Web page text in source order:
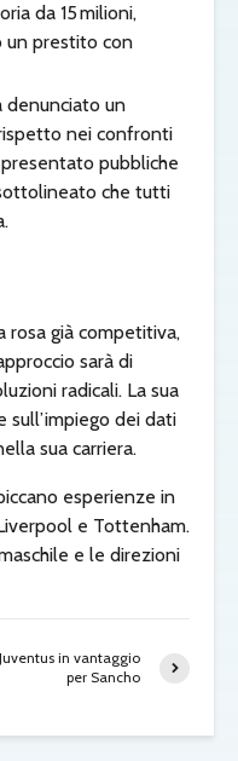
da 15 milioni,
prestito con
denunciato un
nei confronti
pubbliche
che tutti
rosa già competitiva,
sarà di
radicali. La sua
dei dati
sua carriera.
esperienze in
e Tottenham.
e le direzioni
Juventus in vantaggio
per Sancho